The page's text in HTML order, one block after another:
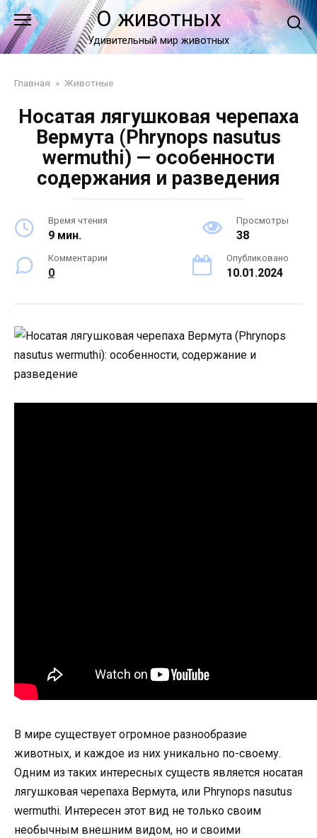
Перейти
к
контенту
О животных
Удивительный мир животных
Главная » Животные
Носатая лягушковая черепаха
Вермута (Phrynops nasutus
wermuthi) — особенности
содержания и разведения
Время чтения
9 мин.
Просмотры
38
Комментарии
0
Опубликовано
10.01.2024
В мире существует огромное разнообразие
животных, и каждое из них уникально по-своему.
Одним из таких интересных существ является носатая
лягушковая черепаха Вермута, или Phrynops nasutus
wermuthi. Интересен этот вид не только своим
необычным внешним видом, но и своими